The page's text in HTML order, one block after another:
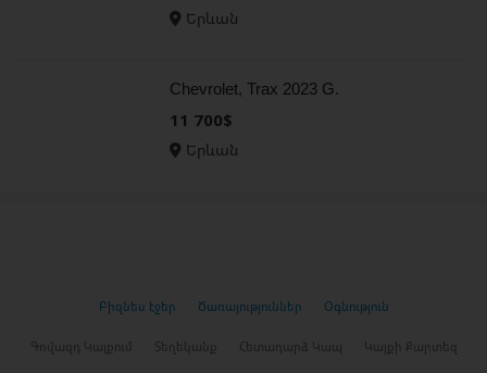
Երևան
Chevrolet, Trax 2023 G.
11 700$
Երևան
Բիզնես էջեր Ծառայություններ Օգնություն
Գովազդ Կայքում Տեղեկանք Հետադարձ Կապ Կայքի Քարտեզ